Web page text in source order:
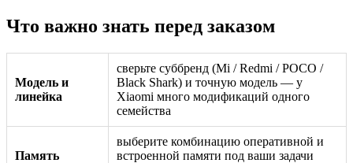
Что важно знать перед заказом
Модель и
линейка
сверьте суббренд (Mi / Redmi / POCO /
Black Shark) и точную модель — у
Xiaomi много модификаций одного
семейства
Память
выберите комбинацию оперативной и
встроенной памяти под ваши задачи